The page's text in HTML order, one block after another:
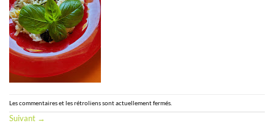
Les commentaires et les rétroliens sont actuellement fermés.
Suivant →